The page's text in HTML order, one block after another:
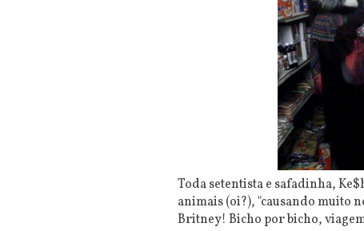
Toda setentista e safadinha,
animais (oi?), "causando muito
Britney! Bicho por bicho,